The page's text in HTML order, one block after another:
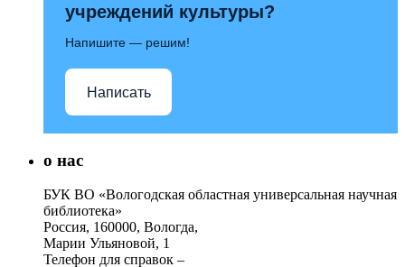
учреждений культуры?
Напишите — решим!
Написать
о нас
БУК ВО «Вологодская областная универсальная научная
библиотека»
Россия, 160000, Вологда,
Марии Ульяновой, 1
Телефон для справок –